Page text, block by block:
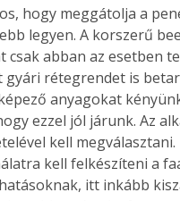
hogy meggátolja a
legyen. A korszerű
csak abban az esetben
gyári rétegrendet is
anyagokat
ezzel jól járunk. Az
kell
kell felkészíteni a
itt inkább